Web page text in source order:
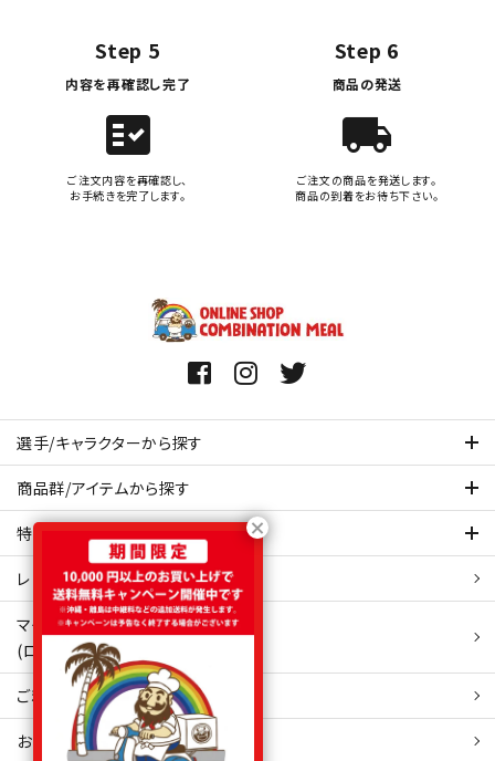
Step 5
内容を再確認し完了
fact_check
ご注文内容を再確認し、
お手続きを完了します。
Step 6
商品の発送
local_shipping
ご注文の商品を発送します。
商品の到着をお待ち下さい。
選手/キャラクターから探す
商品群/アイテムから探す
特集ページを見てみる
レビュー・口コミ 一覧ページ
マイアカウント
(ログイン/新規会員登録)
ご利用ガイド
お問い合わせ